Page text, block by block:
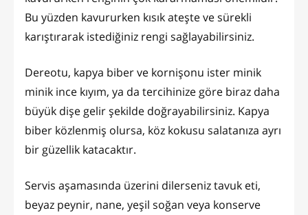
Bu yüzden kavururken kısık ateşte ve sürekli
karıştırarak istediğiniz rengi sağlayabilirsiniz.
Dereotu, kapya biber ve kornişonu ister minik
minik ince kıyım, ya da tercihinize göre biraz daha
büyük dişe gelir şekilde doğrayabilirsiniz. Kapya
biber közlenmiş olursa, köz kokusu salatanıza ayrı
bir güzellik katacaktır.
Servis aşamasında üzerini dilerseniz tavuk eti,
beyaz peynir, nane, yeşil soğan veya konserve